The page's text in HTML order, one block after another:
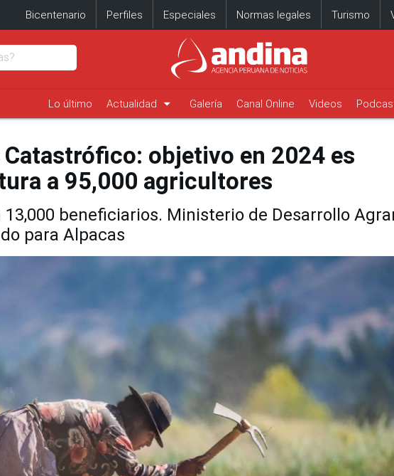
Bicentenario Perfiles Especiales Normas legales Turismo
Lo último Actualidad arrow_drop_down Galería Canal Online Videos
objetivo en 2024 es
a 95,000 agricultores
13,000 beneficiarios. Ministerio de Desarrollo
para Alpacas